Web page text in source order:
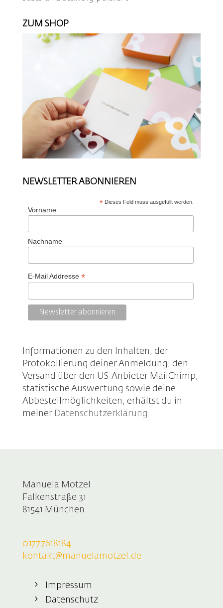
ZUM SHOP
NEWSLETTER ABONNIEREN
* Dieses Feld muss ausgefüllt werden.
Vorname
Nachname
E-Mail Addresse *
Informationen zu den Inhalten, der
Protokollierung deiner Anmeldung, den
Versand über den US-Anbieter MailChimp,
statistische Auswertung sowie deine
Abbestellmöglichkeiten, erhältst du in
meiner Datenschutzerklärung .
Manuela Motzel
Falkenstraße 31
81541 München
0177.7618184
kontakt@manuelamotzel.de
Impressum
Datenschutz